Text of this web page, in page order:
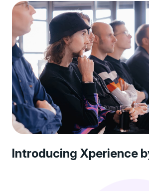
Introducing Xperience